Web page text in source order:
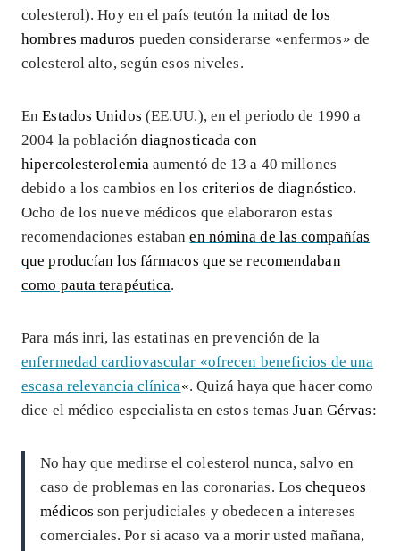
colesterol). Hoy en el país teutón la mitad de los
hombres maduros pueden considerarse «enfermos» de
colesterol alto, según esos niveles.
EnEstados Unidos (EE.UU.), en el periodo de 1990 a
2004 la población diagnosticada con
hipercolesterolemia aumentó de 13 a 40 millones
debido a los cambios en los criterios de diagnóstico.
Ocho de los nueve médicos que elaboraron estas
recomendaciones estabanen nómina de las compañías
que producían los fármacos que se recomendaban
como pauta terapéutica.
Para más inri, las estatinas en prevención de la
enfermedad cardiovascular «ofrecen beneficios de una
escasa relevancia clínica«. Quizá haya que hacer como
dice el médico especialista en estos temasJuan Gérvas:
No hay que medirse el colesterol nunca, salvo en
caso de problemas en las coronarias. Loschequeos
médicos son perjudiciales y obedecen a intereses
comerciales. Por si acaso va a morir usted mañana,